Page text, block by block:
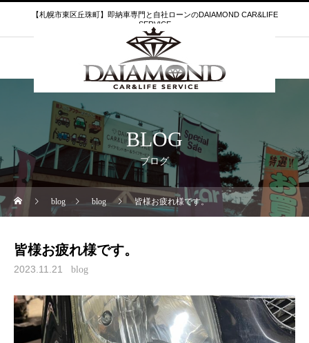
【札幌市東区丘珠町】即納車専門と自社ローンのDAIAMOND CAR&LIFE
SERVICE
BLOG
ブログ
blog blog 皆様お疲れ様です。
皆様お疲れ様です。
2023.11.21 blog